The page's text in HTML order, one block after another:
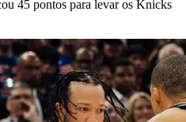
45 pontos para levar os Knicks